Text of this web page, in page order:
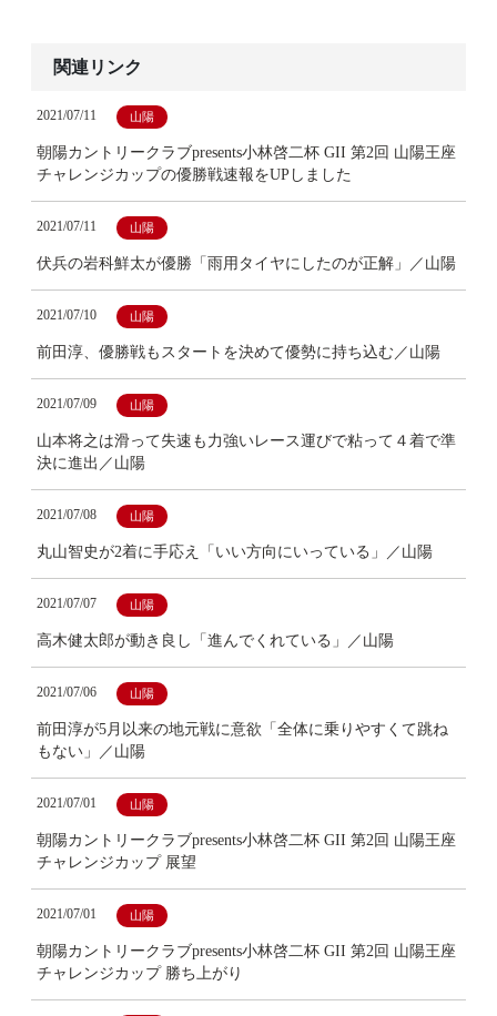
関連リンク
2021/07/11 山陽
朝陽カントリークラブpresents小林啓二杯 GII 第2回 山陽王座
チャレンジカップの優勝戦速報をUPしました
2021/07/11 山陽
伏兵の岩科鮮太が優勝「雨用タイヤにしたのが正解」／山陽
2021/07/10 山陽
前田淳、優勝戦もスタートを決めて優勢に持ち込む／山陽
2021/07/09 山陽
山本将之は滑って失速も力強いレース運びで粘って４着で準
決に進出／山陽
2021/07/08 山陽
丸山智史が2着に手応え「いい方向にいっている」／山陽
2021/07/07 山陽
高木健太郎が動き良し「進んでくれている」／山陽
2021/07/06 山陽
前田淳が5月以来の地元戦に意欲「全体に乗りやすくて跳ね
もない」／山陽
2021/07/01 山陽
朝陽カントリークラブpresents小林啓二杯 GII 第2回 山陽王座
チャレンジカップ 展望
2021/07/01 山陽
朝陽カントリークラブpresents小林啓二杯 GII 第2回 山陽王座
チャレンジカップ 勝ち上がり